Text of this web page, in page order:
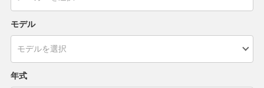
モデル
年式